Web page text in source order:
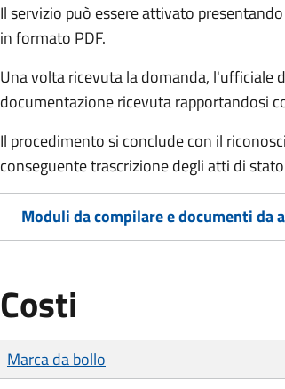
Il servizio può essere attivato
in formato PDF.
Una volta ricevuta la domanda, l'ufficiale
documentazione ricevuta rapportandosi
Il procedimento si conclude con il
conseguente trascrizione degli atti di
Moduli da compilare e documenti da
Costi
Tipo di pagamento
Importo
Marca da bollo